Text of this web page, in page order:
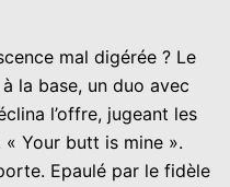
mal digérée ? Le
la base, un duo avec
l’offre, jugeant les
Your butt is mine ».
Epaulé par le fidèle